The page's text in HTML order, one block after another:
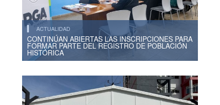
ACTUALIDAD
CONTINÚAN ABIERTAS LAS INSCRIPCIONES PARA
FORMAR PARTE DEL REGISTRO DE POBLACIÓN
HISTÓRICA